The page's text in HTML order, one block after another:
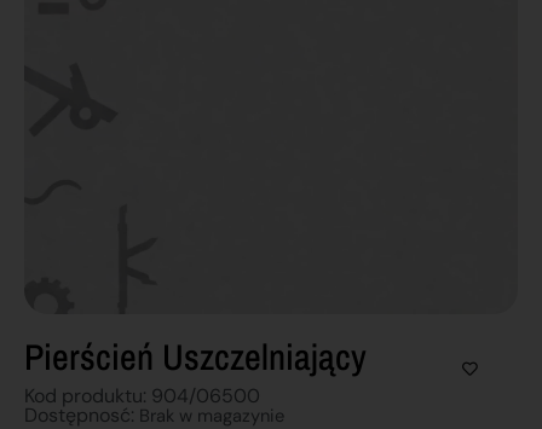
Pierścień Uszczelniający
Kod produktu: 904/06500
Dostępnosć: Brak w magazynie